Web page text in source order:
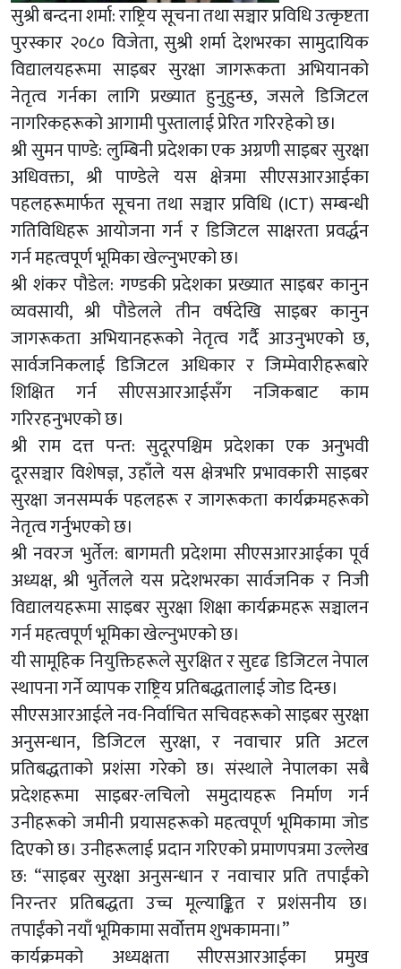
सुश्री बन्दना शर्मा: राष्ट्रिय सूचना तथा सञ्चार प्रविधि उत्कृष्टता
पुरस्कार २०८० विजेता, सुश्री शर्मा देशभरका सामुदायिक
विद्यालयहरूमा साइबर सुरक्षा जागरूकता अभियानको
नेतृत्व गर्नका लागि प्रख्यात हुनुहुन्छ, जसले डिजिटल
नागरिकहरूको आगामी पुस्तालाई प्रेरित गरिरहेको छ।
श्री सुमन पाण्डे: लुम्बिनी प्रदेशका एक अग्रणी साइबर सुरक्षा
अधिवक्ता, श्री पाण्डेले यस क्षेत्रमा सीएसआरआईका
पहलहरूमार्फत सूचना तथा सञ्चार प्रविधि (ICT) सम्बन्धी
गतिविधिहरू आयोजना गर्न र डिजिटल साक्षरता प्रवर्द्धन
गर्न महत्वपूर्ण भूमिका खेल्नुभएको छ।
श्री शंकर पौडेल: गण्डकी प्रदेशका प्रख्यात साइबर कानुन
व्यवसायी, श्री पौडेलले तीन वर्षदेखि साइबर कानुन
जागरूकता अभियानहरूको नेतृत्व गर्दै आउनुभएको छ,
सार्वजनिकलाई डिजिटल अधिकार र जिम्मेवारीहरूबारे
शिक्षित गर्न सीएसआरआईसँग नजिकबाट काम
गरिरहनुभएको छ।
श्री राम दत्त पन्त: सुदूरपश्चिम प्रदेशका एक अनुभवी
दूरसञ्चार विशेषज्ञ, उहाँले यस क्षेत्रभरि प्रभावकारी साइबर
सुरक्षा जनसम्पर्क पहलहरू र जागरूकता कार्यक्रमहरूको
नेतृत्व गर्नुभएको छ।
श्री नवरज भुर्तेल: बागमती प्रदेशमा सीएसआरआईका पूर्व
अध्यक्ष, श्री भुर्तेलले यस प्रदेशभरका सार्वजनिक र निजी
विद्यालयहरूमा साइबर सुरक्षा शिक्षा कार्यक्रमहरू सञ्चालन
गर्न महत्वपूर्ण भूमिका खेल्नुभएको छ।
यी सामूहिक नियुक्तिहरूले सुरक्षित र सुदृढ डिजिटल नेपाल
स्थापना गर्ने व्यापक राष्ट्रिय प्रतिबद्धतालाई जोड दिन्छ।
सीएसआरआईले नव-निर्वाचित सचिवहरूको साइबर सुरक्षा
अनुसन्धान, डिजिटल सुरक्षा, र नवाचार प्रति अटल
प्रतिबद्धताको प्रशंसा गरेको छ। संस्थाले नेपालका सबै
प्रदेशहरूमा साइबर-लचिलो समुदायहरू निर्माण गर्न
उनीहरूको जमीनी प्रयासहरूको महत्वपूर्ण भूमिकामा जोड
दिएको छ। उनीहरूलाई प्रदान गरिएको प्रमाणपत्रमा उल्लेख
छ: “साइबर सुरक्षा अनुसन्धान र नवाचार प्रति तपाईंको
निरन्तर प्रतिबद्धता उच्च मूल्याङ्कित र प्रशंसनीय छ।
तपाईंको नयाँ भूमिकामा सर्वोत्तम शुभकामना।”
कार्यक्रमको अध्यक्षता सीएसआरआईका प्रमुख